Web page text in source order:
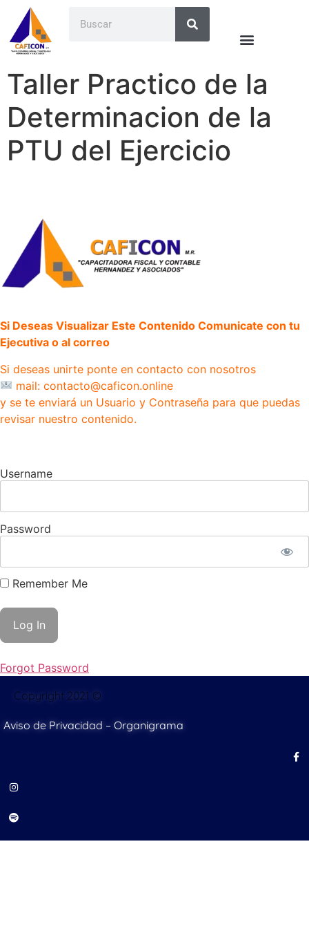
Taller Practico de la
Determinacion de la
PTU del Ejercicio
Si Deseas Visualizar Este Contenido Comunicate con tu
Ejecutiva o al correo
Si deseas unirte ponte en contacto con nosotros
mail: contacto@caficon.online
y se te enviará un Usuario y Contraseña para que puedas
revisar nuestro contenido.
Username
Password
Remember Me
Forgot Password
Copyright 2021 ©
Aviso de Privacidad – Organigrama